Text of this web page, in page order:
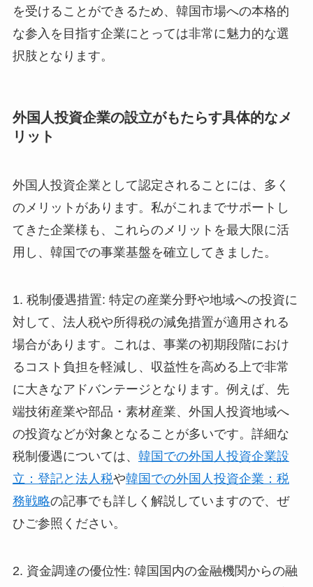
を受けることができるため、韓国市場への本格的
な参入を目指す企業にとっては非常に魅力的な選
択肢となります。
外国人投資企業の設立がもたらす具体的なメ
リット
外国人投資企業として認定されることには、多く
のメリットがあります。私がこれまでサポートし
てきた企業様も、これらのメリットを最大限に活
用し、韓国での事業基盤を確立してきました。
1. 税制優遇措置: 特定の産業分野や地域への投資に
対して、法人税や所得税の減免措置が適用される
場合があります。これは、事業の初期段階におけ
るコスト負担を軽減し、収益性を高める上で非常
に大きなアドバンテージとなります。例えば、先
端技術産業や部品・素材産業、外国人投資地域へ
の投資などが対象となることが多いです。詳細な
税制優遇については、 韓国での外国人投資企業設
立：登記と法人税や韓国での外国人投資企業：税
務戦略の記事でも詳しく解説していますので、ぜ
ひご参照ください。
2. 資金調達の優位性: 韓国国内の金融機関からの融